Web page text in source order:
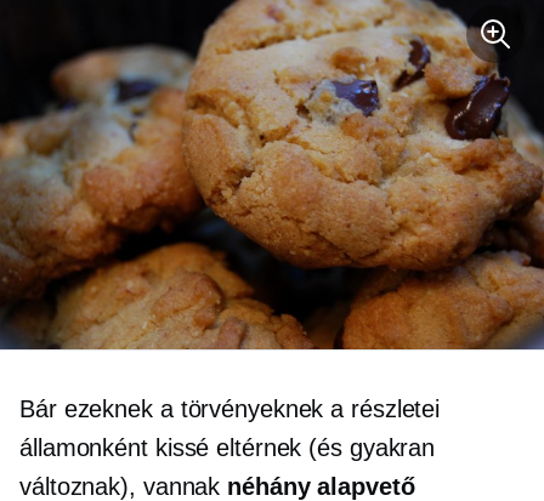
Bár ezeknek a törvényeknek a részletei
államonként kissé eltérnek (és gyakran
változnak), vannak néhány alapvető